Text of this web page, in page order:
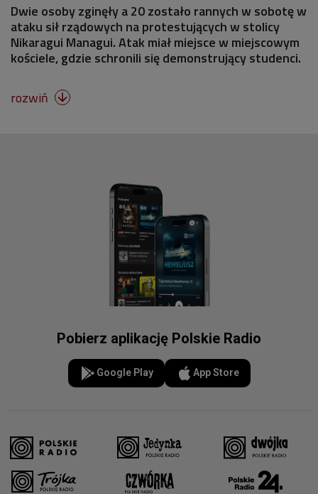
Dwie osoby zginęły a 20 zostało rannych w sobotę w
ataku sił rządowych na protestujących w stolicy
Nikaragui Managui. Atak miał miejsce w miejscowym
kościele, gdzie schronili się demonstrujący studenci.
rozwiń 
Pobierz aplikację Polskie Radio
Google Play App Store